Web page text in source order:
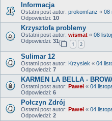
Informacja
Ostatni post autor: prokomfanz « 08
Odpowiedzi: 10
Krzysztofa problemy
Ostatni post autor: wismat « 08
Odpowiedzi: 31
1 2
Sulimar 12
Ostatni post autor: Krzysiek « 04
Odpowiedzi: 7
KARMEN LA BELLA -
Ostatni post autor: Paweł « 04
Odpowiedzi: 6
Połczyn Zdrój
Ostatni post autor: Paweł « 04
Odpowiedzi: 2